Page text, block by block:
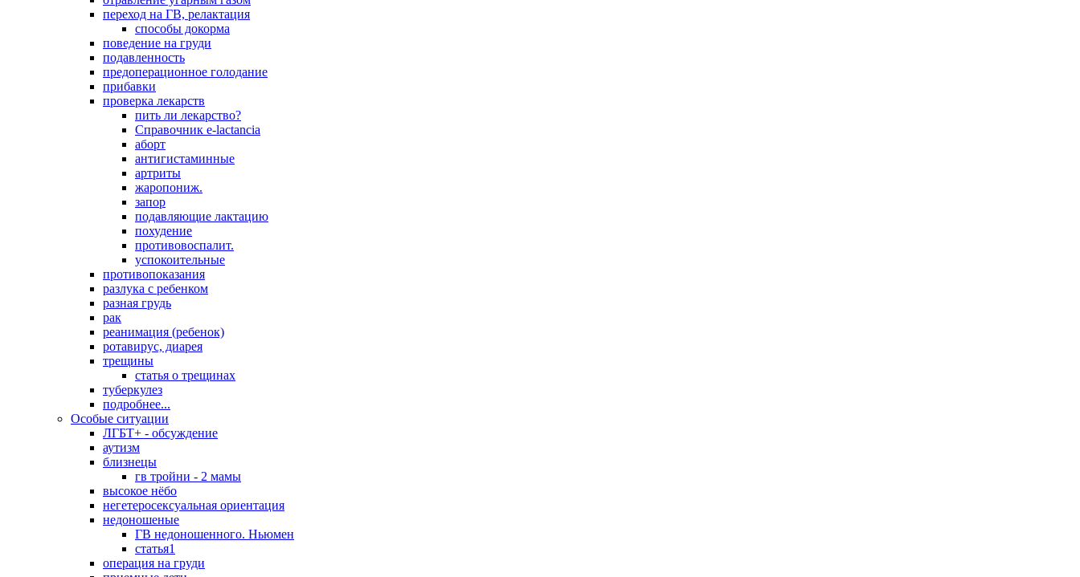
переход на ГВ, релактация
способы докорма
поведение на груди
подавленность
предоперационное голодание
прибавки
проверка лекарств
пить ли лекарство?
Справочник e-lactancia
аборт
антигистаминные
артриты
жаропониж.
запор
подавляющие лактацию
похудение
противовоспалит.
успокоительные
противопоказания
разлука с ребенком
разная грудь
рак
реанимация (ребенок)
ротавирус, диарея
трещины
статья о трещинах
туберкулез
подробнее...
Особые ситуации
ЛГБТ+ - обсуждение
аутизм
близнецы
гв тройни - 2 мамы
высокое нёбо
негетеросексуальная ориентация
недоношеные
ГВ недоношенного. Ньюмен
статья1
операция на груди